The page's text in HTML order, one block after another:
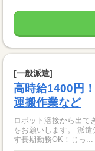
[一般派遣]
高時給1400円
運搬作業など
ロボット溶接から出て
をお願いします。 派
す長期勤務OK！じっ...